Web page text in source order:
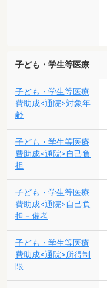
子ども・学生等医療
子ども・学生等医療
費助成<通院>対象年
齢
子ども・学生等医療
費助成<通院>自己負
担
子ども・学生等医療
費助成<通院>自己負
担－備考
子ども・学生等医療
費助成<通院>所得制
限